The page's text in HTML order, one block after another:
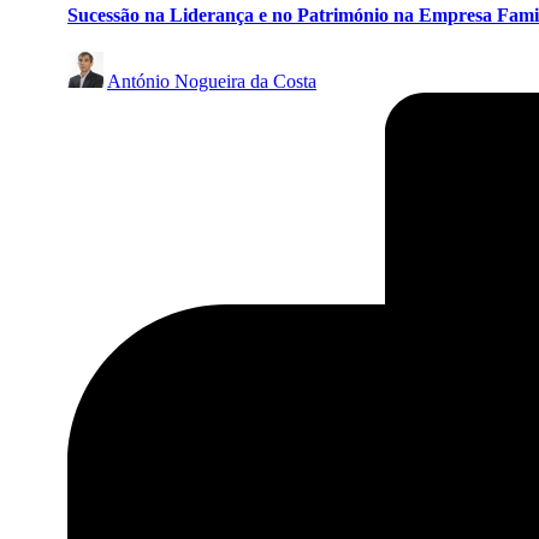
Sucessão na Liderança e no Património na Empresa
Posted
by
António Nogueira da Costa